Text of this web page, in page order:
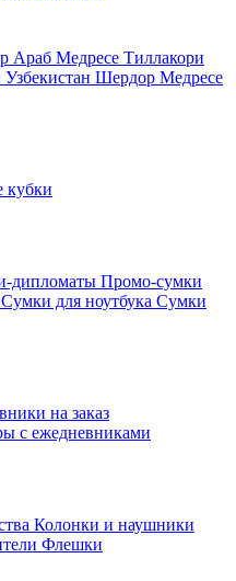
Араб Медресе Тиллакори
Шердор Медресе
кубки
дипломаты Промо-сумки
Сумки для ноутбука Сумки
на заказ
с ежедневниками
Колонки и наушники
Флешки